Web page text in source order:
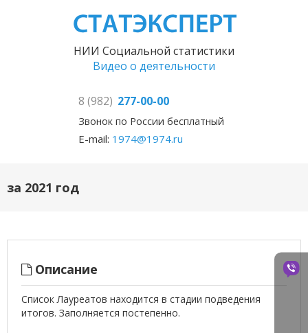
НИИ Социальной статистики
Видео о деятельности
8 (982) 277-00-00
Звонок по России бесплатный
E-mail: 1974@1974.ru
за 2021 год
Описание
Список Лауреатов находится в стадии подведения
итогов. Заполняется постепенно.